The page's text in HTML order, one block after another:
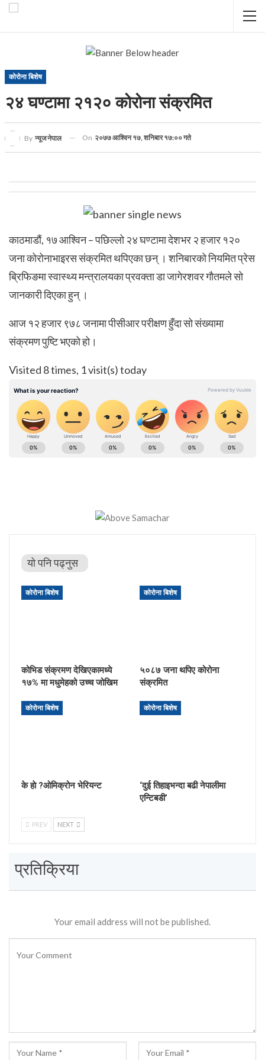
कोरोना बिशेष
२४ घण्टामा २१२० कोरोना संक्रमित
By न्यूज नेपाल On २०७७ आश्विन १७, शनिबार १७:०० गते
काठमाडौं, १७ आश्विन – पछिल्लो २४ घण्टामा देशभर २ हजार १२०
जना कोरोनाभाइरस संक्रमित थपिएका छन् । शनिबारको नियमित प्रेस
ब्रिफिङमा स्वास्थ्य मन्त्रालयका प्रवक्ता डा जागेरशवर गौतमले सो
जानकारी दिएका हुन् ।
आज १२ हजार ९७८ जनामा पीसीआर परीक्षण हुँदा सो संख्यामा
संक्रमण पुष्टि भएको हो।
Visited 8 times, 1 visit(s) today
यो पनि पढ्नुस
कोरोना बिशेष
कोभिड संक्रमण देखिएकामध्ये
१७% मा मधुमेहको उच्च जोखिम
कोरोना बिशेष
५०८७ जना थपिए कोरोना
संक्रमित
कोरोना बिशेष
के हाे ?ओमिक्रोन भेरियन्ट
कोरोना बिशेष
‘दुई तिहाइभन्दा बढी नेपालीमा
एन्टिबडी’
PREV NEXT
प्रतिक्रिया
Your email address will not be published.